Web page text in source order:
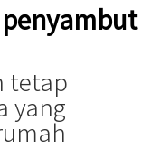
penyambut
tetap
yang